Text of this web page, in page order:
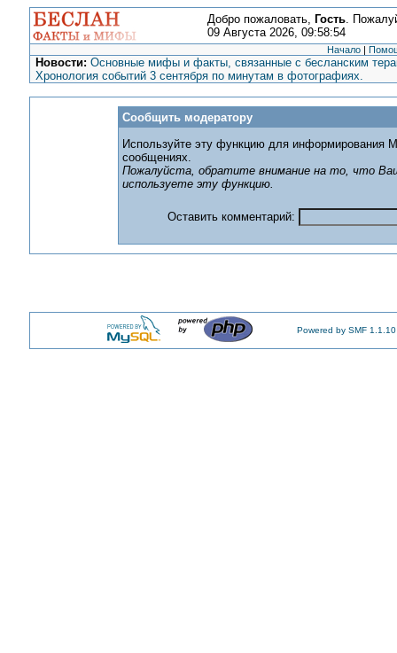
Добро пожаловать, Гость.
09 Августа 2026, 09:58:54
Начало |
Новости: Основные мифы и факты, связанные с бесланским
Хронология событий 3 сентября по минутам в фотографиях.
Сообщить модератору
Используйте эту функцию для информирования
сообщениях.
Пожалуйста, обратите внимание на то, что
используете эту функцию.
Оставить комментарий:
Powered by SMF 1.1.10